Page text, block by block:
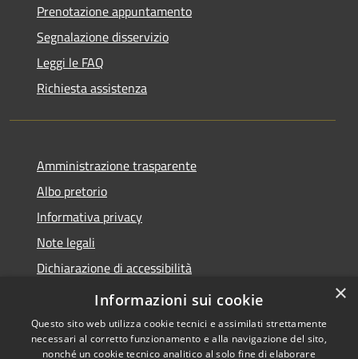
Prenotazione appuntamento
Segnalazione disservizio
Leggi le FAQ
Richiesta assistenza
Amministrazione trasparente
Albo pretorio
Informativa privacy
Note legali
Dichiarazione di accessibilità
Piano di miglioramento del sito
×
Informazioni sui cookie
Questo sito web utilizza cookie tecnici e assimilati strettamente
necessari al corretto funzionamento e alla navigazione del sito,
nonché un cookie tecnico analitico al solo fine di elaborare